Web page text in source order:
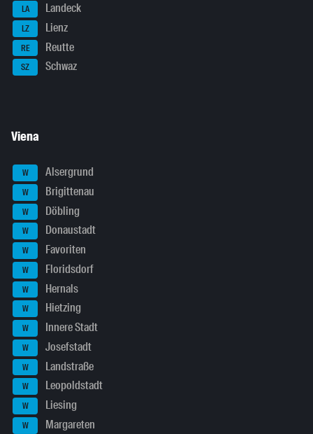
LA Landeck
LZ Lienz
RE Reutte
SZ Schwaz
Viena
W Alsergrund
W Brigittenau
W Döbling
W Donaustadt
W Favoriten
W Floridsdorf
W Hernals
W Hietzing
W Innere Stadt
W Josefstadt
W Landstraße
W Leopoldstadt
W Liesing
W Margareten